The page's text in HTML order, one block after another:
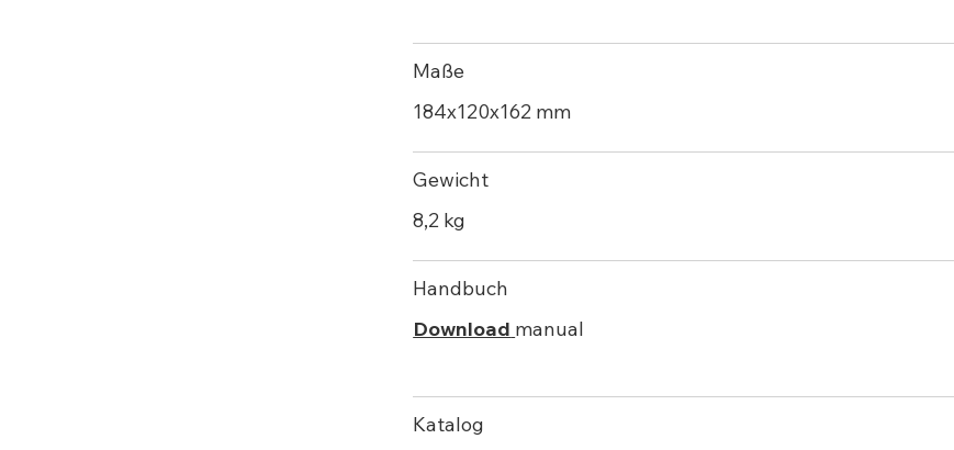
Maße
184х120x162 mm
Gewicht
8,2 kg
Handbuch
Download manual
Katalog